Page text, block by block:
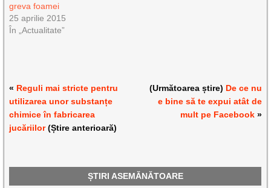
greva foamei
25 aprilie 2015
În „Actualitate”
« Reguli mai stricte pentru
utilizarea unor substanțe
chimice în fabricarea
jucăriilor(Știre anterioară)
(Următoarea știre) De ce nu
e bine să te expui atât de
mult pe Facebook»
ȘTIRI ASEMĂNĂTOARE